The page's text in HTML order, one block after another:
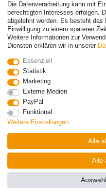
© Copyright 2026 | Alle Rechte
Preisangaben inkl. gesetzl. 19% MwSt. |
Lieferungen nach Deutschland!
Die Datenverarbeitung kann mit
berechtigten Interesses erfolgen.
abgelehnt werden. Es besteht
Einwilligung zu einem späteren
Weitere Informationen zur
Diensten erklären wir in unserer
Essenziell
Statistik
Marketing
Externe Medien
PayPal
Funktional
Weitere Einstellungen
Alle
Alle